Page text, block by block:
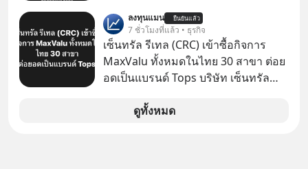
ลงทุนแมน ยืนยันแล้ว
7 ชั่วโมงที่แล้ว • ธุรกิจ
เซ็นทรัล รีเทล (CRC) เข้าซื้อกิจการ
MaxValu ทั้งหมดในไทย 30 สาขา ต่อย
อดเป็นแบรนด์ Tops บริษัท เซ็นทรัล
CRC แจ้งตลาดหลักทรัพย์ฯ ว่า บริษัท
ดูทั้งหมด